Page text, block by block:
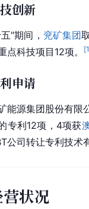
创新
"期间， 兖矿集团
点科技项目12项。
[
申请
能源集团股份有限
专利12项，4项获
公司转让专利技术
状况